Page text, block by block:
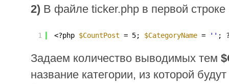
2) В файле ticker.php в первой строке
1 <?php $CountPost = 5; $CategoryName = '' ;
Задаем количество выводимых тем
название категории, из которой